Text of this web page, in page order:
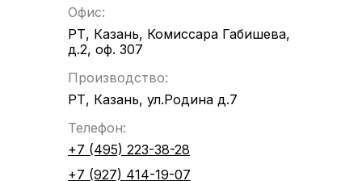
Офис:
РТ, Казань, Комиссара Габишева,
д.2, оф. 307
Производство:
РТ, Казань, ул.Родина д.7
Телефон:
+7 (495) 223-38-28
+7 (927) 414-19-07